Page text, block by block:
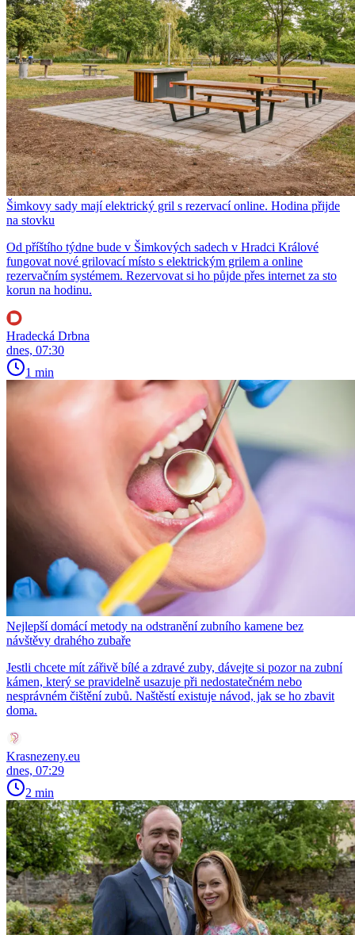
Šimkovy sady mají elektrický gril s rezervací online. Hodina přijde
na stovku
Od příštího týdne bude v Šimkových sadech v Hradci Králové
fungovat nové grilovací místo s elektrickým grilem a online
rezervačním systémem. Rezervovat si ho půjde přes internet za sto
korun na hodinu.
Hradecká Drbna
dnes, 07:30
1 min
Nejlepší domácí metody na odstranění zubního kamene bez
návštěvy drahého zubaře
Jestli chcete mít zářivě bílé a zdravé zuby, dávejte si pozor na zubní
kámen, který se pravidelně usazuje při nedostatečném nebo
nesprávném čištění zubů. Naštěstí existuje návod, jak se ho zbavit
doma.
Krasnezeny.eu
dnes, 07:29
2 min